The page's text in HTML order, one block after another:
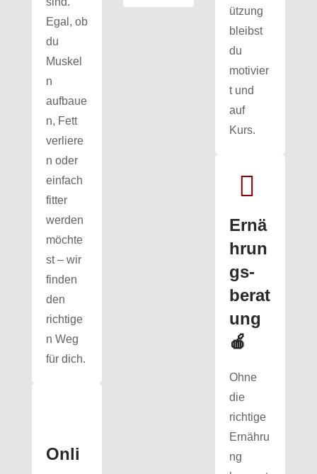
Egal, ob
du
Muskel
n
aufbaue
n, Fett
verliere
n oder
einfach
fitter
werden
möchte
st – wir
finden
den
richtige
n Weg
für dich.
Onli
ützung
bleibst
du
motivier
t und
auf
Kurs.
Ernä
hrun
gs­
berat
ung
🍎
Ohne
die
richtige
Ernähru
ng